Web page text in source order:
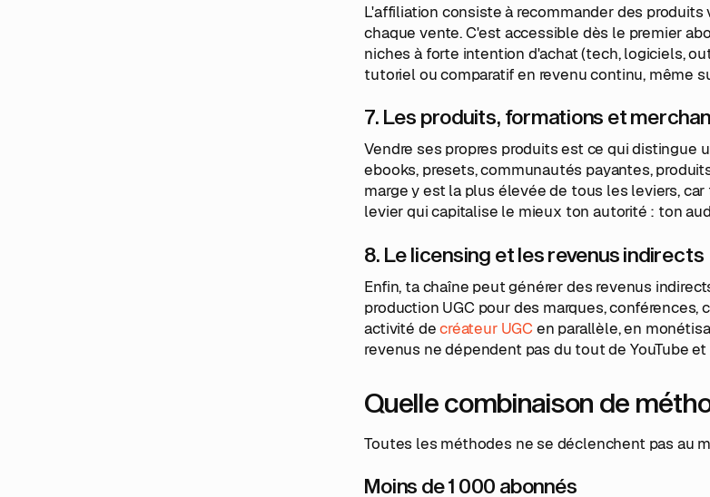
L'affiliation consiste à recommander des
chaque vente. C'est accessible dès le premier
niches à forte intention d'achat (tech, logiciels,
tutoriel ou comparatif en revenu continu, même
7. Les produits, formations et
Vendre ses propres produits est ce qui distingue
ebooks, presets, communautés payantes,
marge y est la plus élevée de tous les leviers,
levier qui capitalise le mieux ton autorité : ton
8. Le licensing et les revenus indirects
Enfin, ta chaîne peut générer des revenus
production UGC pour des marques,
activité decréateur UGC en parallèle, en
revenus ne dépendent pas du tout de YouTube
Quelle combinaison de
Toutes les méthodes ne se déclenchent pas au
Moins de 1 000 abonnés